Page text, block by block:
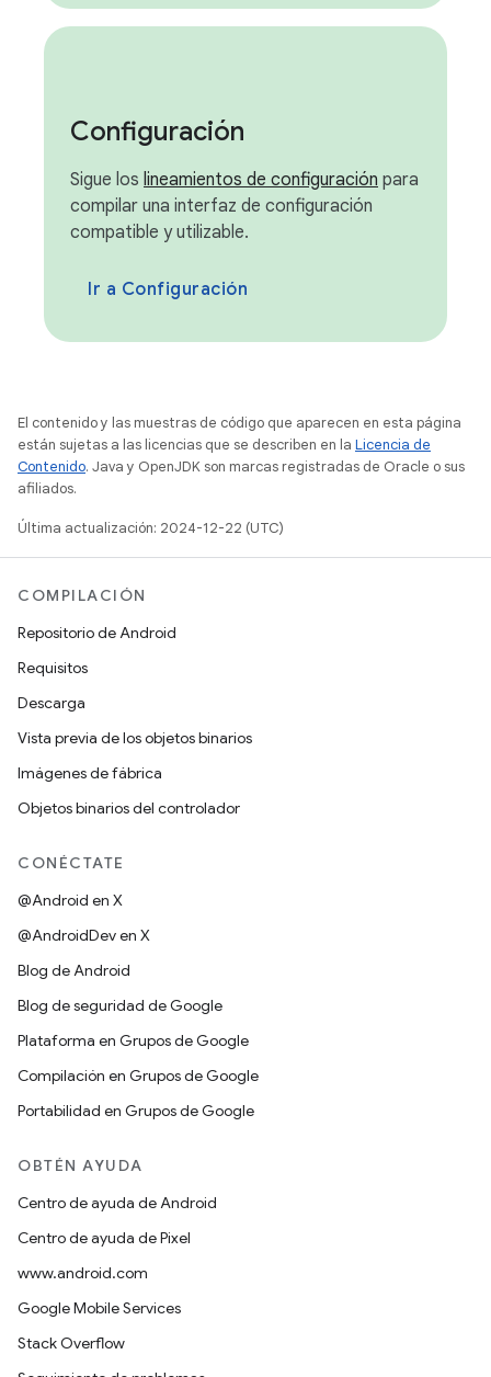
Configuración
Sigue los lineamientos de configuración para
compilar una interfaz de configuración
compatible y utilizable.
Ir a Configuración
El contenido y las muestras de código que aparecen en esta página
están sujetas a las licencias que se describen en la Licencia de
Contenido. Java y OpenJDK son marcas registradas de Oracle o sus
afiliados.
Última actualización: 2024-12-22 (UTC)
COMPILACIÓN
Repositorio de Android
Requisitos
Descarga
Vista previa de los objetos binarios
Imágenes de fábrica
Objetos binarios del controlador
CONÉCTATE
@Android en X
@AndroidDev en X
Blog de Android
Blog de seguridad de Google
Plataforma en Grupos de Google
Compilación en Grupos de Google
Portabilidad en Grupos de Google
OBTÉN AYUDA
Centro de ayuda de Android
Centro de ayuda de Pixel
www.android.com
Google Mobile Services
Stack Overflow